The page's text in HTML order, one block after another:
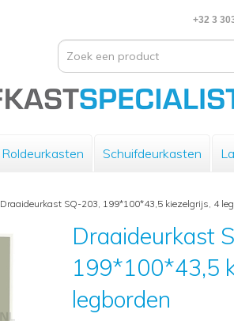
+32 3
Roldeurkasten Schuifdeurkasten
Draaideurkast SQ-203, 199*100*43,5 kiezelgrijs, 4
Draaideurkast
199*100*43,5
legborden